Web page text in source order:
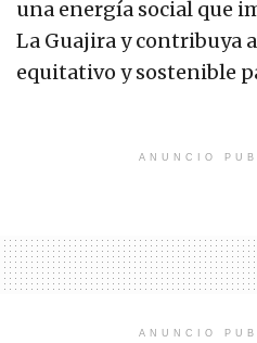
una energía social que
La Guajira y contribuya
equitativo y sostenible
ANUNCIO
ANUNCIO